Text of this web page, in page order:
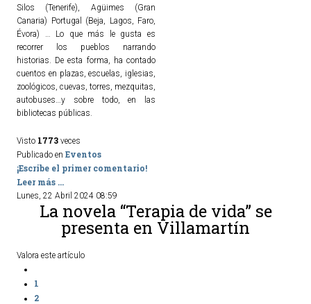
Silos (Tenerife), Agüimes (Gran
Canaria) Portugal (Beja, Lagos, Faro,
Évora) … Lo que más le gusta es
recorrer los pueblos narrando
historias. De esta forma, ha contado
cuentos en plazas, escuelas, iglesias,
zoológicos, cuevas, torres, mezquitas,
autobuses…y sobre todo, en las
bibliotecas públicas.
Visto 1773 veces
Publicado en Eventos
¡Escribe el primer comentario!
Leer más ...
Lunes, 22 Abril 2024 08:59
La novela “Terapia de vida” se
presenta en Villamartín
Valora este artículo
1
2